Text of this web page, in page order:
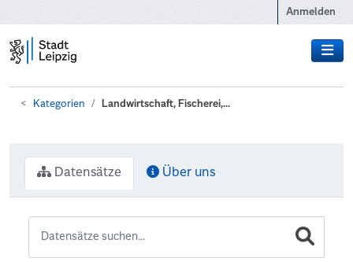
Anmelden
Kategorien Landwirtschaft, Fischerei,...
Datensätze Über uns